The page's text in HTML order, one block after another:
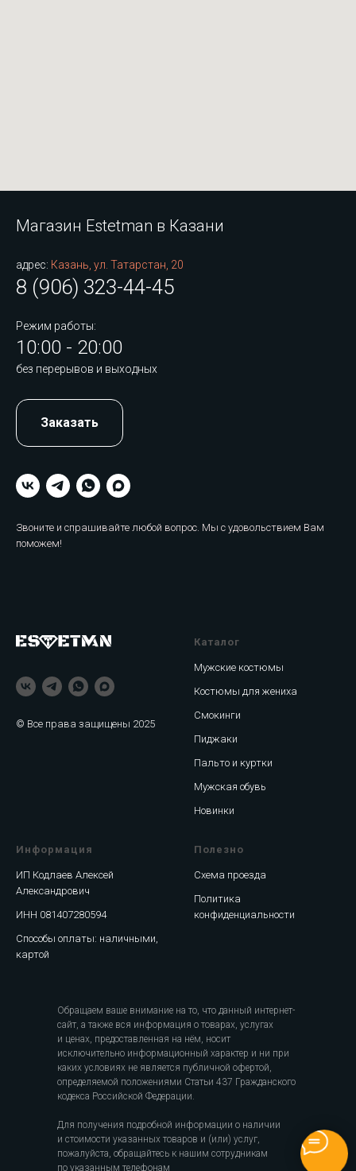
Магазин Estetman в Казани
адрес: Казань, ул. Татарстан, 20
8 (906) 323-44-45
Режим работы:
10:00 - 20:00
без перерывов и выходных
Заказать
Звоните и спрашивайте любой вопрос. Мы с удовольствием Вам
поможем!
© Все права защищены 2025
Каталог
Мужские костюмы
Костюмы для жениха
Смокинги
Пиджаки
Пальто и куртки
Мужская обувь
Новинки
Информация
ИП Кодлаев Алексей
Александрович
ИНН 081407280594
Способы оплаты: наличными,
картой
Полезно
Схема проезда
Политика
конфиденциальности
Обращаем ваше внимание на то, что данный интернет-
сайт, а также вся информация о товарах, услугах
и ценах, предоставленная на нём, носит
исключительно информационный характер и ни при
каких условиях не является публичной офертой,
определяемой положениями Статьи 437 Гражданского
кодекса Российской Федерации.
Для получения подробной информации о наличии
и стоимости указанных товаров и (или) услуг,
пожалуйста, обращайтесь к нашим сотрудникам
по указанным телефонам